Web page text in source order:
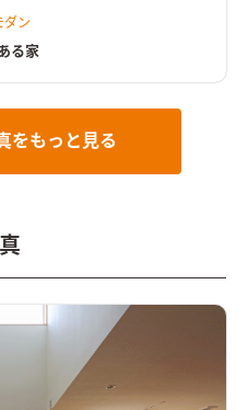
らしをより豊かにする。
気のLDK壁掛けTV裏はこだわ
らカスタマイズしていく
ダン
る家
をもっと見る